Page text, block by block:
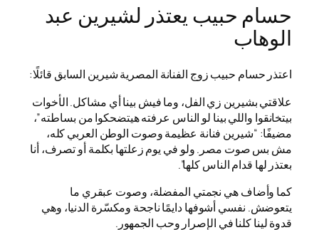
حسام حبيب يعتذر لشيرين عبد
الوهاب
اعتذر حسام حبيب زوج الفنانة المصرية شيرين السابق قائلًا:
علاقتي بشيرين زي الفل، وما فيش بينا أي مشاكل. الأخوات
بيتخانقوا واللي بينا لو الناس عرفته هيتضحكوا من بساطته”،
مضيفًا: “شيرين فنانة عظيمة وصوت الوطن العربي كله،
مش بس صوت مصر. ولو في يوم زعلتها بكلمة أو تصرف، أنا
بعتذر لها قدام الناس كلها”.
كما وأضاف هي نجمتي المفضلة، وصوت عبقري ما
يتعوضش. نفسي أشوفها دايمًا ناجحة ومكسّرة الدنيا، وهي
قدوة لينا كلنا في الإصرار وحب الجمهور.